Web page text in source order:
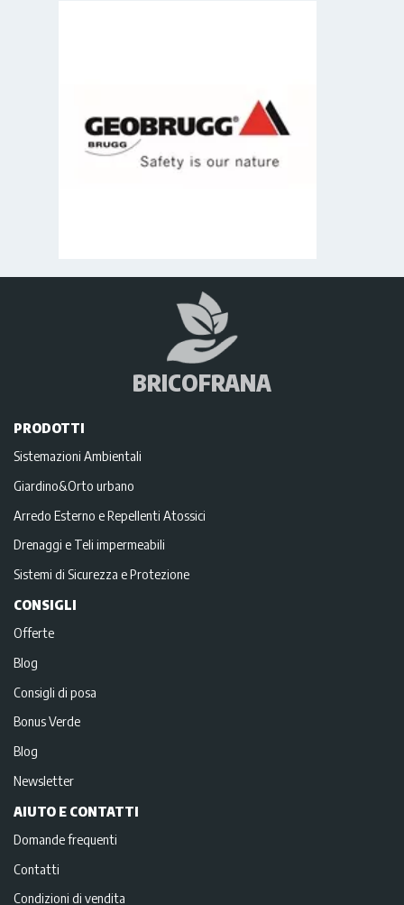
BRICOFRANA
PRODOTTI
Sistemazioni Ambientali
Giardino&Orto urbano
Arredo Esterno e Repellenti Atossici
Drenaggi e Teli impermeabili
Sistemi di Sicurezza e Protezione
CONSIGLI
Offerte
Blog
Consigli di posa
Bonus Verde
Blog
Newsletter
AIUTO E CONTATTI
Domande frequenti
Contatti
Condizioni di vendita